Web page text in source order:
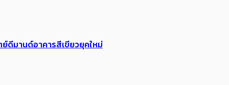
ย์ดีมานด์อาคารสีเขียวยุคใหม่